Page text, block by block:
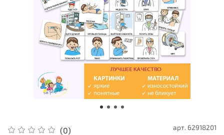
(0) арт. 62918201